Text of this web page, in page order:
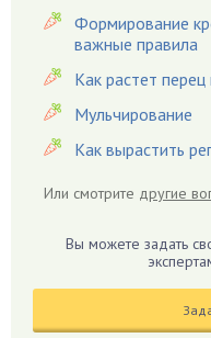
Гацания
Гвоздики
Георгины
Герань
Гиацинт
Гиппеаструм
Годжи
Голубика
Формирование
важные правила
Как растет
Мульчирование
Как вырастить
Или смотрите другие
Вы можете задать